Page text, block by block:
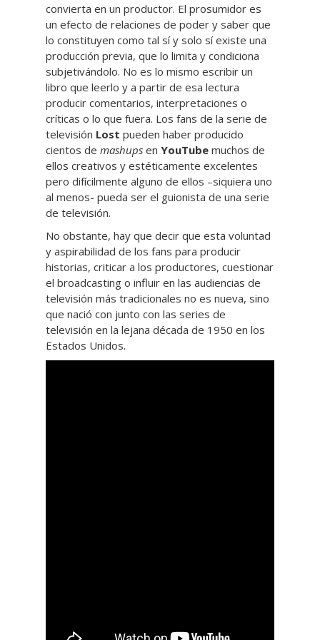
convierta en un productor. El prosumidor es
un efecto de relaciones de poder y saber que
lo constituyen como tal sí y solo sí existe una
producción previa, que lo limita y condiciona
subjetivándolo. No es lo mismo escribir un
libro que leerlo y a partir de esa lectura
producir comentarios, interpretaciones o
críticas o lo que fuera. Los fans de la serie de
televisión Lost pueden haber producido
cientos de mashups en YouTube muchos de
ellos creativos y estéticamente excelentes
pero difícilmente alguno de ellos –siquiera uno
al menos- pueda ser el guionista de una serie
de televisión.
No obstante, hay que decir que esta voluntad
y aspirabilidad de los fans para producir
historias, criticar a los productores, cuestionar
el broadcasting o influir en las audiencias de
televisión más tradicionales no es nueva, sino
que nació con junto con las series de
televisión en la lejana década de 1950 en los
Estados Unidos.